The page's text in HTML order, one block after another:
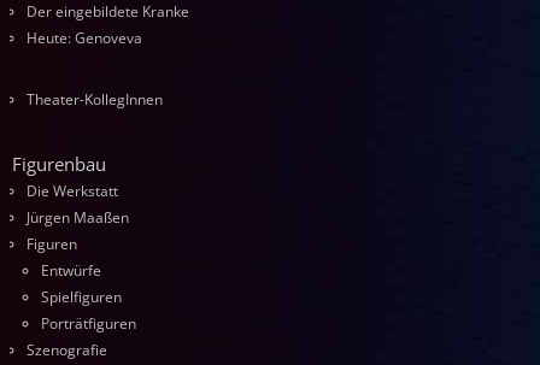
Der eingebildete Kranke
Heute: Genoveva
Theater-KollegInnen
Figurenbau
Die Werkstatt
Jürgen Maaßen
Figuren
Entwürfe
Spielfiguren
Porträtfiguren
Szenografie